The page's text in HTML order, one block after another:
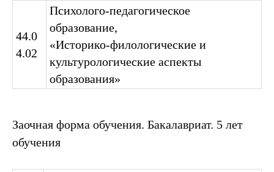
44.0
4.02
Психолого-педагогическое
образование,
«Историко-филологические и
культурологические аспекты
образования»
Заочная форма обучения. Бакалавриат. 5 лет
обучения